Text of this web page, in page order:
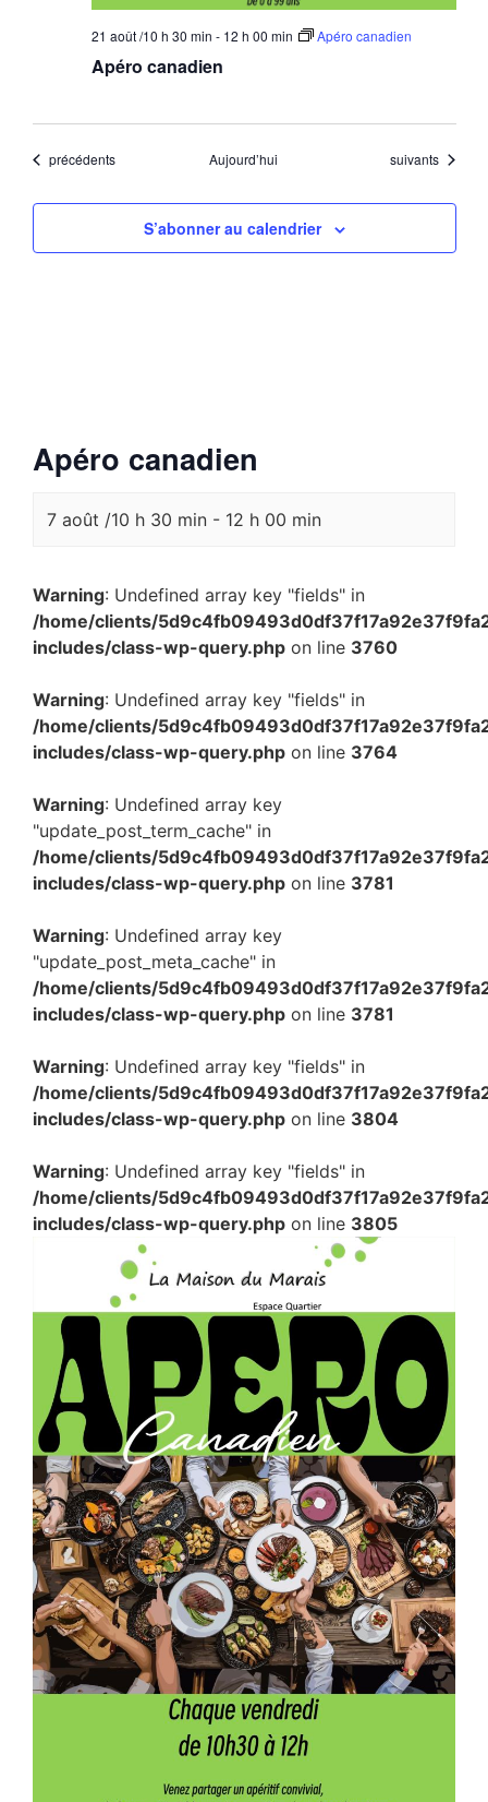
Apéro canadien
21 août /10 h 30 min - 12 h 00 min Apéro canadien
Évènements
précédents Aujourd’hui Évènements
suivants
S’abonner au calendrier
Apéro canadien
7 août /10 h 30 min - 12 h 00 min
Warning: Undefined array key "fields" in
/home/clients/
includes/class-wp-query.php on line 3760
Warning: Undefined array key "fields" in
/home/clients/
includes/class-wp-query.php on line 3764
Warning: Undefined array key
"update_post_term_cache" in
/home/clients/
includes/class-wp-query.php on line 3781
Warning: Undefined array key
"update_post_meta_cache" in
/home/clients/
includes/class-wp-query.php on line 3781
Warning: Undefined array key "fields" in
/home/clients/
includes/class-wp-query.php on line 3804
Warning: Undefined array key "fields" in
/home/clients/
includes/class-wp-query.php on line 3805